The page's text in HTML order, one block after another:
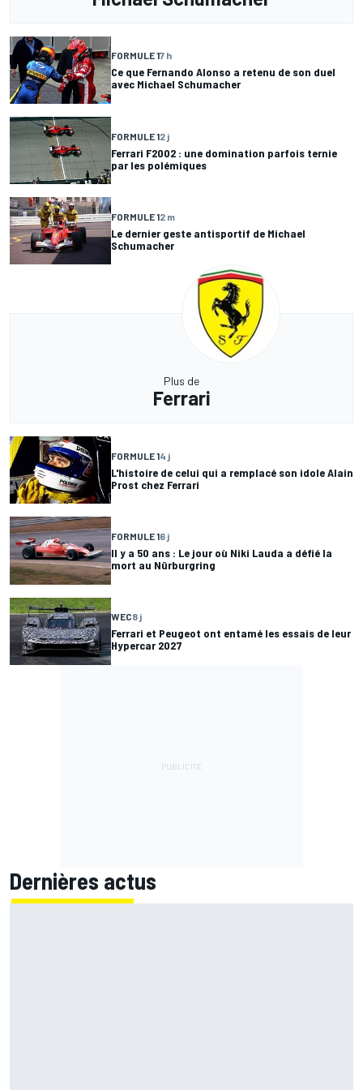
FORMULE 17 h
Ce que Fernando Alonso a retenu de son duel
avec Michael Schumacher
FORMULE 12 j
Ferrari F2002 : une domination parfois ternie
par les polémiques
FORMULE 12 m
Le dernier geste antisportif de Michael
Schumacher
Plus de
Ferrari
FORMULE 14 j
L'histoire de celui qui a remplacé son idole Alain
Prost chez Ferrari
FORMULE 16 j
Il y a 50 ans : Le jour où Niki Lauda a défié la
mort au Nürburgring
WEC8 j
Ferrari et Peugeot ont entamé les essais de leur
Hypercar 2027
Dernières actus